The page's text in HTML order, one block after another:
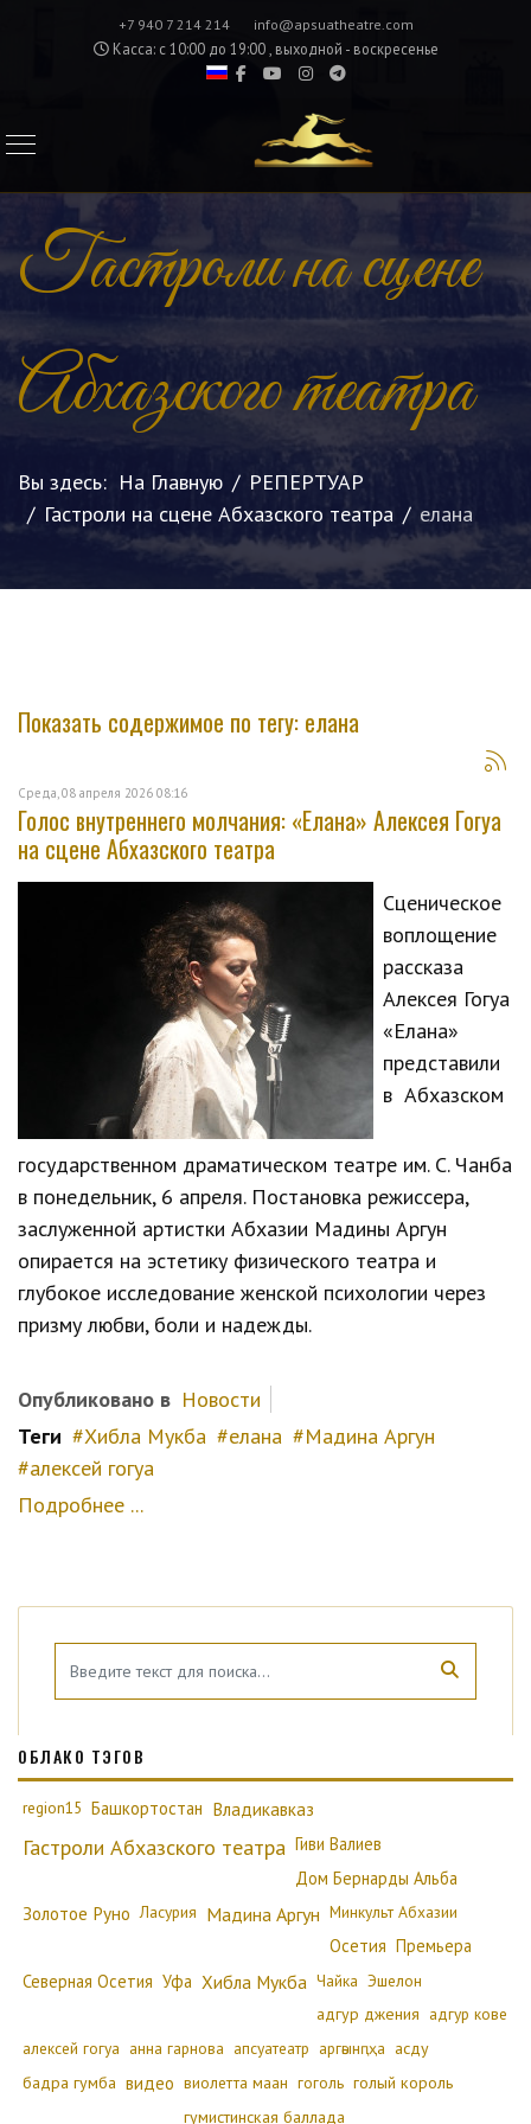
+7 940 7 214 214 info@apsuatheatre.com
Касса: с 10:00 до 19:00 , выходной - воскресенье
Гастроли на сцене
Абхазского театра
Вы здесь: На Главную
РЕПЕРТУАР
Гастроли на сцене Абхазского театра
елана
Показать содержимое по тегу: елана
Среда, 08 апреля 2026 08:16
Голос внутреннего молчания: «Елана» Алексея Гогуа
на сцене Абхазского театра
Сценическое
воплощение
рассказа
Алексея Гогуа
«Елана»
представили
в Абхазском
государственном драматическом театре им. С. Чанба
в понедельник, 6 апреля. Постановка режиссера,
заслуженной артистки Абхазии Мадины Аргун
опирается на эстетику физического театра и
глубокое исследование женской психологии через
призму любви, боли и надежды.
Опубликовано в Новости
Теги
Хибла Мукба елана
Мадина Аргун
алексей гогуа
Подробнее ...
ОБЛАКО ТЭГОВ
region15 Башкортостан Владикавказ
Гастроли Абхазского театра Гиви Валиев
Дом Бернарды Альба
Золотое Руно Ласурия Мадина Аргун Минкульт Абхазии
Осетия Премьера
Северная Осетия Уфа Хибла Мукба Чайка Эшелон
адгур джения адгур кове
алексей гогуа анна гарнова апсуатеатр аргәынԥҳа асду
бадра гумба видео виолетта маан гоголь голый король
гумистинская баллада